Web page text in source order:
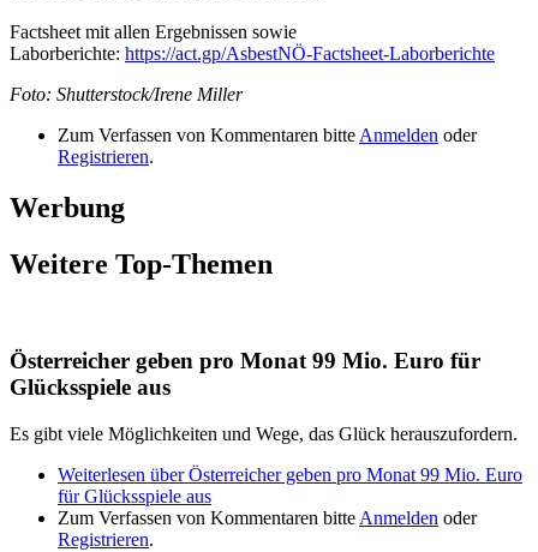
Factsheet mit allen Ergebnissen sowie
Laborberichte: https://act.gp/AsbestNÖ-Factsheet-Laborberichte
Foto: Shutterstock/Irene Miller
Zum Verfassen von Kommentaren bitte Anmelden oder
Registrieren.
Werbung
Weitere Top-Themen
Österreicher geben pro Monat 99 Mio. Euro für
Glücksspiele aus
Es gibt viele Möglichkeiten und Wege, das Glück herauszufordern.
Weiterlesen über Österreicher geben pro Monat 99 Mio. Euro
für Glücksspiele aus
Zum Verfassen von Kommentaren bitte Anmelden oder
Registrieren.